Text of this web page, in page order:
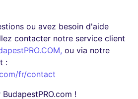
ou avez besoin d'aide
contacter notre service client
, ou via notre
:
fr/contact
!